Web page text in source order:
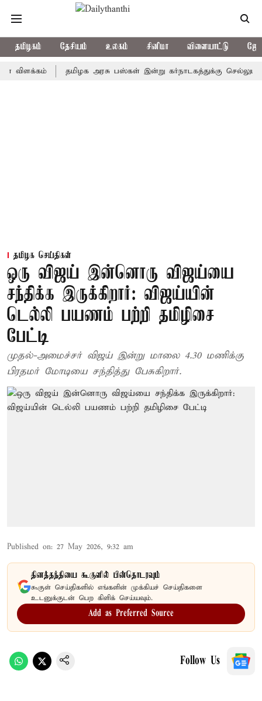
தமிழகம் தேசியம் உலகம் சினிமா விளையாட்டு
தமிழக அரசு பஸ்கள் இன்று கர்நாடகத்துக்கு செல்லுமா? -
தமிழக செய்திகள்
ஒரு விஜய் இன்னொரு விஜய்யை
சந்திக்க இருக்கிறார்: விஜய்யின்
டெல்லி பயணம் பற்றி தமிழிசை
பேட்டி
முதல்-அமைச்சர் விஜய் இன்று மாலை 4.30 மணிக்கு
பிரதமர் மோடியை சந்தித்து பேசுகிறார்.
Published on: 27 May 2026, 9:32 am
தினத்தந்தியை கூகுளில் பின்தொடரவும்
கூகுள் செய்திகளில் எங்களின் முக்கியச் செய்திகளை
உடனுக்குடன் பெற கிளிக் செய்யவும்.
Add as Preferred Source
Follow Us